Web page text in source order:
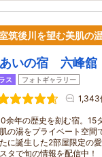
筑後川を望む美肌の
いの宿 六峰舘
ス フォトギャラリー
1,343
余年の歴史を刻む宿。15
の湯をプライベート空間
に誕生した2部屋限定の
タで旬の情報を配信中！